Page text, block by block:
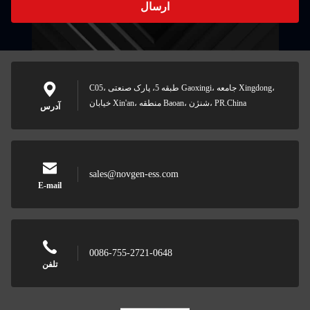
ارسال
آدرس
C05، طبقه 5، پارک صنعتی Gaoxingi، جامعه Xingdong،
خیابان Xin'an، منطقه Baoan، شنژن، PR.China
E-mail
sales@novgen-ess.com
تلفن
0086-755-2721-0648